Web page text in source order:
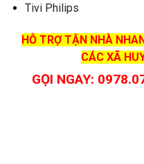
Tivi Philips
HỖ TRỢ TẬN NHÀ
CÁC XÃ
GỌI NGAY: